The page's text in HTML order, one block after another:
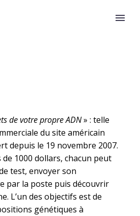
de décryptage de
de votre propre ADN» : telle
du site américain
depuis le 19 novembre 2007.
1000 dollars, chacun peut
test, envoyer son
par la poste puis découvrir
L’un des objectifs est de
génétiques à